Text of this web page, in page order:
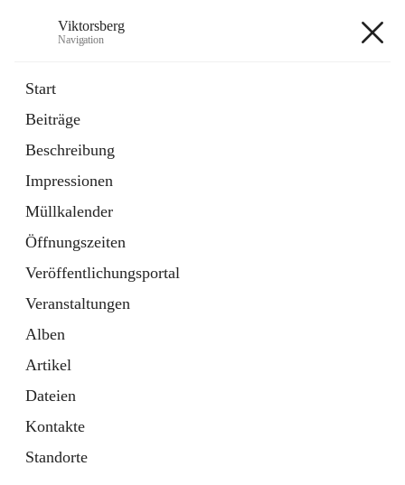
Viktorsberg
Navigation
Start
Beiträge
Beschreibung
Impressionen
Müllkalender
Öffnungszeiten
Veröffentlichungsportal
Veranstaltungen
Alben
Artikel
Dateien
Kontakte
Standorte
1 Schnellzugriff
Bürgerservice
10 Schnellzugriffe